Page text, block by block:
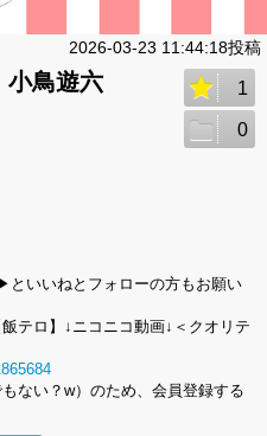
2026-03-23 11:44:18投稿
鳥遊六
1
0
いいねとフォローの方もお願い
テロ】↓ニコニコ動画↓＜クオリテ
ない？w）のため、会員登録する